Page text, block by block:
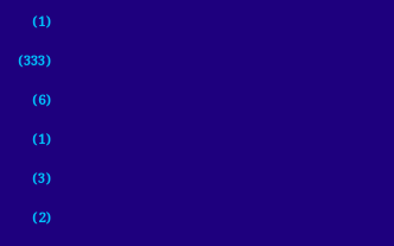
(1)
(333)
(6)
(1)
(3)
(2)